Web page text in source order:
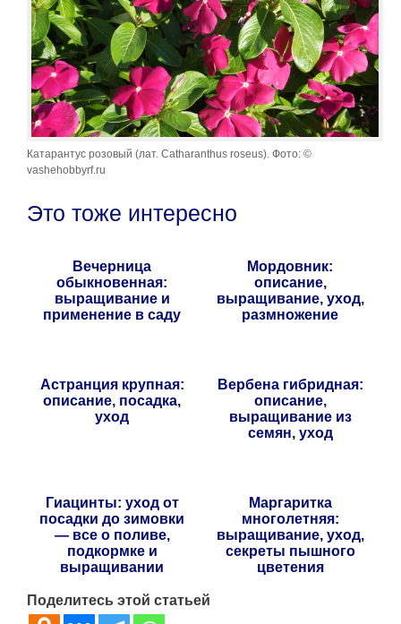
Катарантус розовый (лат. Catharanthus roseus). Фото: ©
vashehobbyrf.ru
Это тоже интересно
Вечерница
обыкновенная:
выращивание и
применение в саду
Мордовник:
описание,
выращивание, уход,
размножение
Астранция крупная:
описание, посадка,
уход
Вербена гибридная:
описание,
выращивание из
семян, уход
Гиацинты: уход от
посадки до зимовки
— все о поливе,
подкормке и
выращивании
Маргаритка
многолетняя:
выращивание, уход,
секреты пышного
цветения
Поделитесь этой статьей